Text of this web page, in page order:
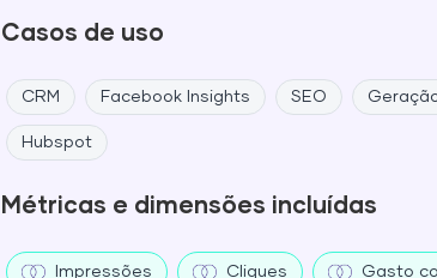
Casos de uso
CRM Facebook Insights SEO
Hubspot
Métricas e dimensões incluídas
Impressões Cliques Gasto